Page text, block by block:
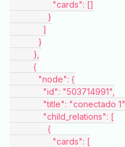
                  "cards": []
                }
              ]
            }
          },
          {
            "node": {
              "id": "503714991",
              "title": "conectado 1",
              "child_relations": [
                {
                  "cards": [